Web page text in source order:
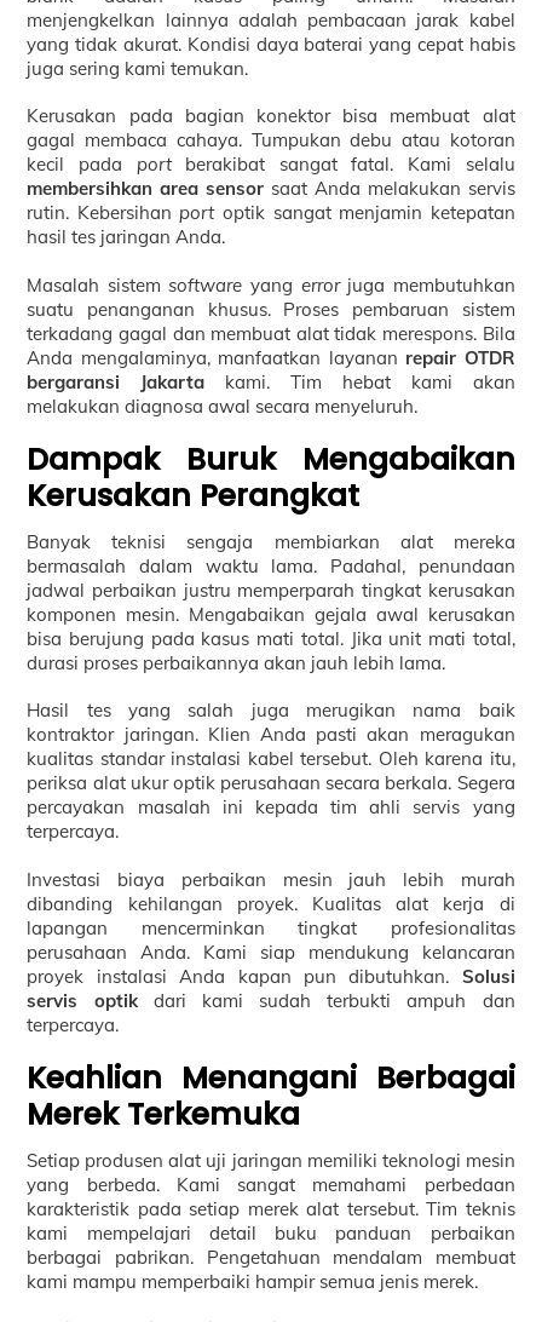
menjengkelkan lainnya adalah pembacaan jarak kabel
yang tidak akurat. Kondisi daya baterai yang cepat habis
juga sering kami temukan.
Kerusakan pada bagian konektor bisa membuat alat
gagal membaca cahaya. Tumpukan debu atau kotoran
kecil pada portberakibat sangat fatal. Kami selalu
membersihkan area sensor saat Anda melakukan servis
rutin. Kebersihan portoptik sangat menjamin ketepatan
hasil tes jaringan Anda.
Masalah sistemsoftware yang errorjuga membutuhkan
suatu penanganan khusus. Proses pembaruan sistem
terkadang gagal dan membuat alat tidak merespons. Bila
Anda mengalaminya, manfaatkan layanan repair OTDR
bergaransi Jakarta kami. Tim hebat kami akan
melakukan diagnosa awal secara menyeluruh.
Dampak Buruk Mengabaikan
Kerusakan Perangkat
Banyak teknisi sengaja membiarkan alat mereka
bermasalah dalam waktu lama. Padahal, penundaan
jadwal perbaikan justru memperparah tingkat kerusakan
komponen mesin. Mengabaikan gejala awal kerusakan
bisa berujung pada kasus mati total. Jika unit mati total,
durasi proses perbaikannya akan jauh lebih lama.
Hasil tes yang salah juga merugikan nama baik
kontraktor jaringan. Klien Anda pasti akan meragukan
kualitas standar instalasi kabel tersebut. Oleh karena itu,
periksa alat ukur optik perusahaan secara berkala. Segera
percayakan masalah ini kepada tim ahli servis yang
terpercaya.
Investasi biaya perbaikan mesin jauh lebih murah
dibanding kehilangan proyek. Kualitas alat kerja di
lapangan mencerminkan tingkat profesionalitas
perusahaan Anda. Kami siap mendukung kelancaran
proyek instalasi Anda kapan pun dibutuhkan. Solusi
servis optikdari kami sudah terbukti ampuh dan
terpercaya.
Keahlian Menangani Berbagai
Merek Terkemuka
Setiap produsen alat uji jaringan memiliki teknologi mesin
yang berbeda. Kami sangat memahami perbedaan
karakteristik pada setiap merek alat tersebut. Tim teknis
kami mempelajari detail buku panduan perbaikan
berbagai pabrikan. Pengetahuan mendalam membuat
kami mampu memperbaiki hampir semua jenis merek.